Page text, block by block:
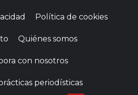
Política de cookies
Quiénes somos
con nosotros
periodísticas